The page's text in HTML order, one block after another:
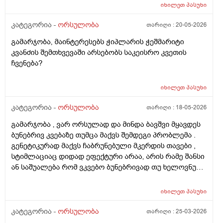
იხილეთპასუხი
კატეგორია - ორსულობა თარიღი :20-05-2026
გამარჯობა, მაინტერესებს ჭიპლარის ჭეშმარიტი
კვანძის შემთხვევაში არსებობს საკეისრო კვეთის
ჩვენება?
იხილეთპასუხი
კატეგორია - ორსულობა თარიღი : 18-05-2026
გამარჯობა , ვარ ორსულად და მინდა ბავშვი მყავდეს
ბუნებრივ კვებაზე თუმცა მაქვს შემდეგი პრობლემა .
გენეტიკურად მაქვს ჩაბრუნებული მკერდის თავები ,
სტიმლაციაც დიდად ეფექტური არაა, არის რამე შანსი
ან საშუალება რომ ვკვებო ბუნებრივად თუ ხელოვნური
იხილეთპასუხი
კატეგორია - ორსულობა თარიღი :25-03-2026